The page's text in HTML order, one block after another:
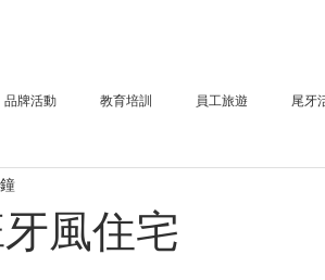
品牌活動 教育培訓 員工旅遊 尾牙
風住宅